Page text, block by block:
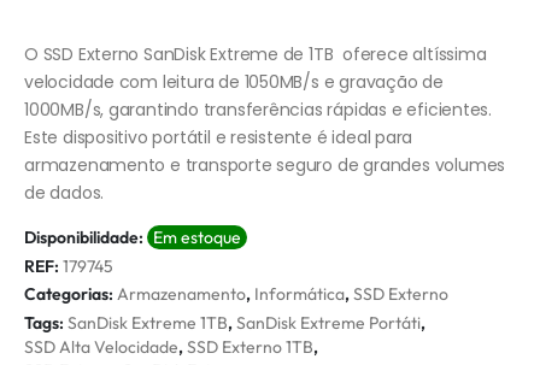
O SSD Externo SanDisk Extreme de 1TB oferece altíssima
velocidade com leitura de 1050MB/s e gravação de
1000MB/s, garantindo transferências rápidas e eficientes.
Este dispositivo portátil e resistente é ideal para
armazenamento e transporte seguro de grandes volumes
de dados.
Disponibilidade: Em estoque
REF: 179745
Categorias: Armazenamento, Informática,SSD Externo
Tags: SanDisk Extreme 1TB,SanDisk Extreme Portáti,
SSD Alta Velocidade,SSD Externo 1TB,